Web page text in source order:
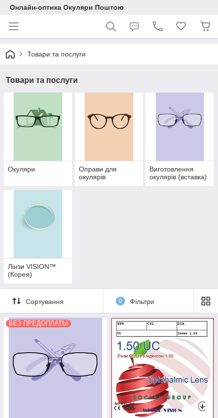
Онлайн-оптика Окуляри Поштою
Товари та послуги
Товари та послуги
Окуляри
Оправи для
окулярів
Виготовлення
окулярів (вставка)
Лінзи VISION™
(Корея)
Сортування 0 Фільтри
БЕЗ ПРЕДОПЛАТЫ